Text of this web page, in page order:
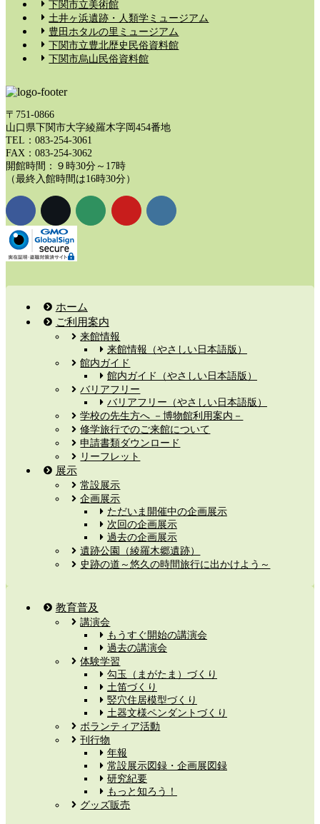
下関市立美術館
土井ヶ浜遺跡・人類学ミュージアム
豊田ホタルの里ミュージアム
下関市立豊北歴史民俗資料館
下関市烏山民俗資料館
〒751-0866
山口県下関市大字綾羅木字岡454番地
TEL：083-254-3061
FAX：083-254-3062
開館時間：９時30分～17時
（最終入館時間は16時30分）
ホーム
ご利用案内
来館情報
来館情報（やさしい日本語版）
館内ガイド
館内ガイド（やさしい日本語版）
バリアフリー
バリアフリー（やさしい日本語版）
学校の先生方へ －博物館利用案内－
修学旅行でのご来館について
申請書類ダウンロード
リーフレット
展示
常設展示
企画展示
ただいま開催中の企画展示
次回の企画展示
過去の企画展示
遺跡公園（綾羅木郷遺跡）
史跡の道～悠久の時間旅行に出かけよう～
教育普及
講演会
もうすぐ開始の講演会
過去の講演会
体験学習
勾玉（まがたま）づくり
土笛づくり
竪穴住居模型づくり
土器文様ペンダントづくり
ボランティア活動
刊行物
年報
常設展示図録・企画展図録
研究紀要
もっと知ろう！
グッズ販売